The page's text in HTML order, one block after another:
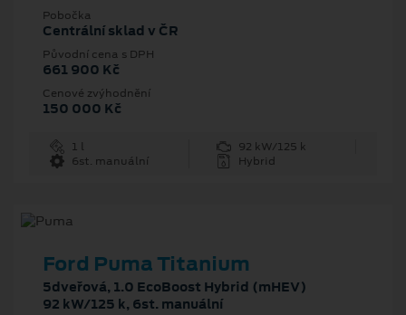
Pobočka
Centrální sklad v ČR
Původní cena s DPH
661 900 Kč
Cenové zvýhodnění
150 000 Kč
1 l
92 kW/125 k
6st. manuální
Hybrid
Ford Puma Titanium
5dveřová, 1.0 EcoBoost Hybrid (mHEV)
92 kW/125 k, 6st. manuální